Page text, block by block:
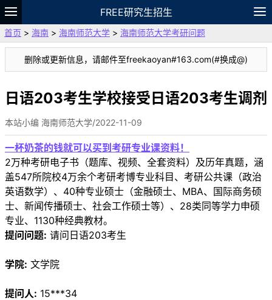
FREE研究生招生
题库
故事 专题 APP 笔记
论坛
VIP
资料
首页 > 海南 > 海南师范大学 > 海南师范大学考研问题
删除或更新信息，请邮件至freekaoyan#163.com(#换成@)
日语203考生学校接受日语203考生调剂
本站小编 海南师范大学/2022-11-09
一杯奶茶的钱就可以买到考研专业课资料！
2万种考研电子书（题库、视频、全套资料）及历年真题，涵
盖547所院校4万余个考研考博专业科目、考研公共课（政治
英语数学）、40种专业硕士（金融硕士、MBA、国际商务硕
士、新闻传播硕士、社会工作硕士等）、28类同等学力申硕
专业、1130种经典教材。
提问问题: 请问日语203考生
学院: 文学院
提问人: 15***34